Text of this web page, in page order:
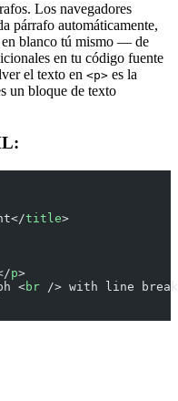
Los navegadores
párrafo automáticamente,
en blanco tú mismo — de
en tu código fuente
el texto en <p> es la
un bloque de texto
title>
p>
<br /> with line